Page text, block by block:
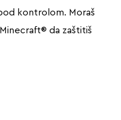
kontrolom. Moraš
da zaštitiš